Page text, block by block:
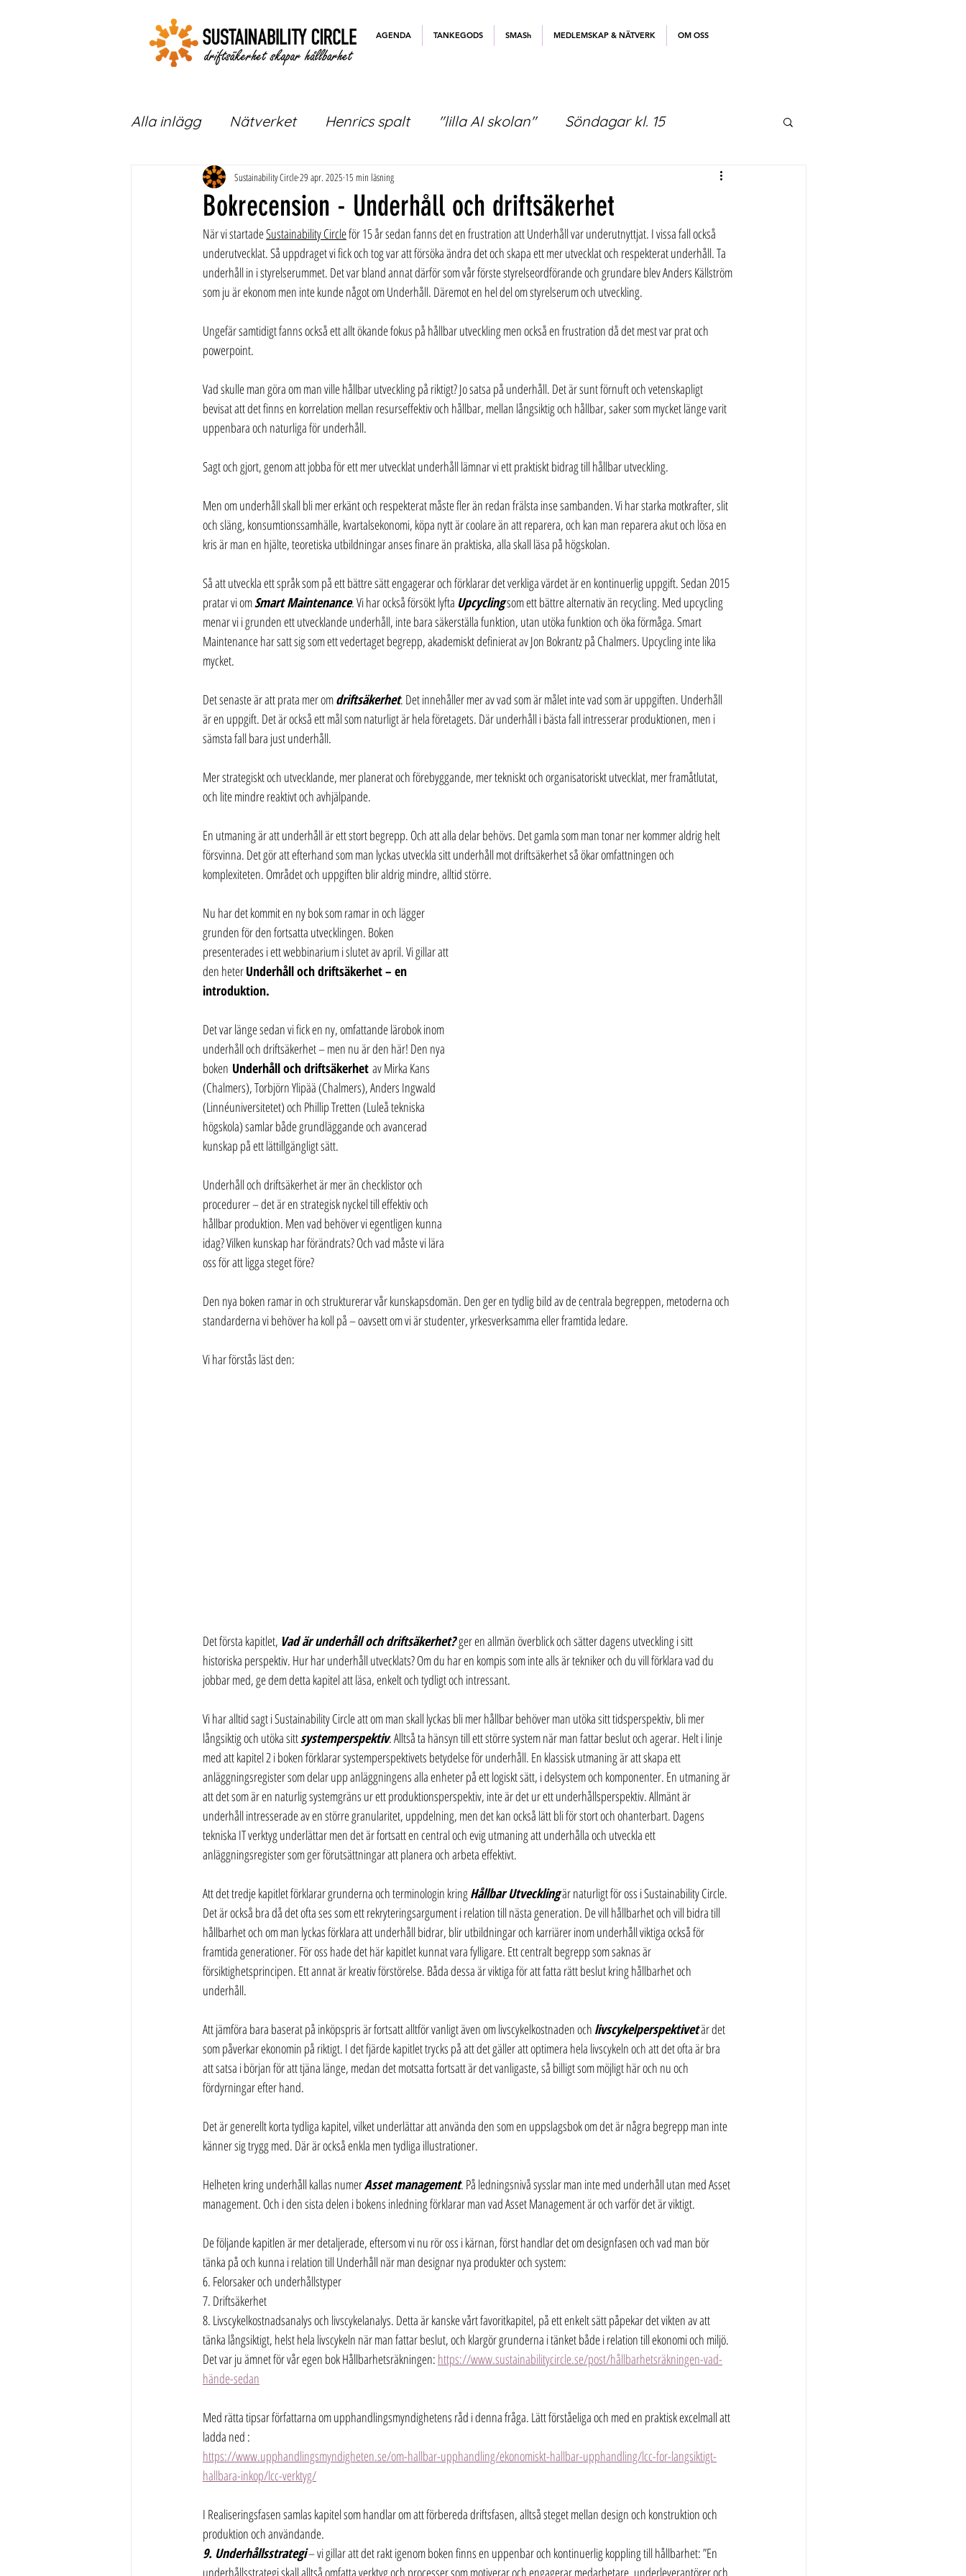
AGENDA TANKEGODS SMASh MEDLEMSKAP & NÄTVERK OM OSS
Alla inlägg Nätverket Henrics spalt "lilla AI skolan" Söndagar kl. 15
Bokrecension - Underhåll och driftsäkerhet
Sustainability Circle29 apr. 2025 15 min läsning
När vi startade Sustainability Circle för 15 år sedan fanns det en frustration att Underhåll var underutnyttjat. I vissa fall också
underutvecklat. Så uppdraget vi fick och tog var att försöka ändra det och skapa ett mer utvecklat och respekterat underhåll. Ta
underhåll in i styrelserummet. Det var bland annat därför som vår förste styrelseordförande och grundare blev Anders Källström
som ju är ekonom men inte kunde något om Underhåll. Däremot en hel del om styrelserum och utveckling.
Ungefär samtidigt fanns också ett allt ökande fokus på hållbar utveckling men också en frustration då det mest var prat och
powerpoint.
Vad skulle man göra om man ville hållbar utveckling på riktigt? Jo satsa på underhåll. Det är sunt förnuft och vetenskapligt
bevisat att det finns en korrelation mellan resurseffektiv och hållbar, mellan långsiktig och hållbar, saker som mycket länge varit
uppenbara och naturliga för underhåll.
Sagt och gjort, genom att jobba för ett mer utvecklat underhåll lämnar vi ett praktiskt bidrag till hållbar utveckling.
Men om underhåll skall bli mer erkänt och respekterat måste fler än redan frälsta inse sambanden. Vi har starka motkrafter, slit
och släng, konsumtionssamhälle, kvartalsekonomi, köpa nytt är coolare än att reparera, och kan man reparera akut och lösa en
kris är man en hjälte, teoretiska utbildningar anses finare än praktiska, alla skall läsa på högskolan.
Så att utveckla ett språk som på ett bättre sätt engagerar och förklarar det verkliga värdet är en kontinuerlig uppgift. Sedan 2015
pratar vi om Smart Maintenance. Vi har också försökt lyfta Upcycling som ett bättre alternativ än recycling. Med upcycling
menar vi i grunden ett utvecklande underhåll, inte bara säkerställa funktion, utan utöka funktion och öka förmåga. Smart
Maintenance har satt sig som ett vedertaget begrepp, akademiskt definierat av Jon Bokrantz på Chalmers. Upcycling inte lika
mycket.
Det senaste är att prata mer om driftsäkerhet. Det innehåller mer av vad som är målet inte vad som är uppgiften. Underhåll
är en uppgift. Det är också ett mål som naturligt är hela företagets. Där underhåll i bästa fall intresserar produktionen, men i
sämsta fall bara just underhåll.
Mer strategiskt och utvecklande, mer planerat och förebyggande, mer tekniskt och organisatoriskt utvecklat, mer framåtlutat,
och lite mindre reaktivt och avhjälpande.
En utmaning är att underhåll är ett stort begrepp. Och att alla delar behövs. Det gamla som man tonar ner kommer aldrig helt
försvinna. Det gör att efterhand som man lyckas utveckla sitt underhåll mot driftsäkerhet så ökar omfattningen och
komplexiteten. Området och uppgiften blir aldrig mindre, alltid större.
Nu har det kommit en ny bok som ramar in och lägger
grunden för den fortsatta utvecklingen. Boken
presenterades i ett webbinarium i slutet av april. Vi gillar att
den heter Underhåll och driftsäkerhet – en
introduktion.
Det var länge sedan vi fick en ny, omfattande lärobok inom
underhåll och driftsäkerhet – men nu är den här! Den nya
boken Underhåll och driftsäkerhet av Mirka Kans
(Chalmers), Torbjörn Ylipää (Chalmers), Anders Ingwald
(Linnéuniversitetet) och Phillip Tretten (Luleå tekniska
högskola) samlar både grundläggande och avancerad
kunskap på ett lättillgängligt sätt.
Underhåll och driftsäkerhet är mer än checklistor och
procedurer – det är en strategisk nyckel till effektiv och
hållbar produktion. Men vad behöver vi egentligen kunna
idag? Vilken kunskap har förändrats? Och vad måste vi lära
oss för att ligga steget före?
Den nya boken ramar in och strukturerar vår kunskapsdomän. Den ger en tydlig bild av de centrala begreppen, metoderna och
standarderna vi behöver ha koll på – oavsett om vi är studenter, yrkesverksamma eller framtida ledare.
Vi har förstås läst den:
Det första kapitlet, Vad är underhåll och driftsäkerhet? ger en allmän överblick och sätter dagens utveckling i sitt
historiska perspektiv. Hur har underhåll utvecklats? Om du har en kompis som inte alls är tekniker och du vill förklara vad du
jobbar med, ge dem detta kapitel att läsa, enkelt och tydligt och intressant.
Vi har alltid sagt i Sustainability Circle att om man skall lyckas bli mer hållbar behöver man utöka sitt tidsperspektiv, bli mer
långsiktig och utöka sitt systemperspektiv. Alltså ta hänsyn till ett större system när man fattar beslut och agerar. Helt i linje
med att kapitel 2 i boken förklarar systemperspektivets betydelse för underhåll. En klassisk utmaning är att skapa ett
anläggningsregister som delar upp anläggningens alla enheter på ett logiskt sätt, i delsystem och komponenter. En utmaning är
att det som är en naturlig systemgräns ur ett produktionsperspektiv, inte är det ur ett underhållsperspektiv. Allmänt är
underhåll intresserade av en större granularitet, uppdelning, men det kan också lätt bli för stort och ohanterbart. Dagens
tekniska IT verktyg underlättar men det är fortsatt en central och evig utmaning att underhålla och utveckla ett
anläggningsregister som ger förutsättningar att planera och arbeta effektivt.
Att det tredje kapitlet förklarar grunderna och terminologin kring Hållbar Utveckling är naturligt för oss i Sustainability Circle.
Det är också bra då det ofta ses som ett rekryteringsargument i relation till nästa generation. De vill hållbarhet och vill bidra till
hållbarhet och om man lyckas förklara att underhåll bidrar, blir utbildningar och karriärer inom underhåll viktiga också för
framtida generationer. För oss hade det här kapitlet kunnat vara fylligare. Ett centralt begrepp som saknas är
försiktighetsprincipen. Ett annat är kreativ förstörelse. Båda dessa är viktiga för att fatta rätt beslut kring hållbarhet och
underhåll.
Att jämföra bara baserat på inköpspris är fortsatt alltför vanligt även om livscykelkostnaden och livscykelperspektivet är det
som påverkar ekonomin på riktigt. I det fjärde kapitlet trycks på att det gäller att optimera hela livscykeln och att det ofta är bra
att satsa i början för att tjäna länge, medan det motsatta fortsatt är det vanligaste, så billigt som möjligt här och nu och
fördyrningar efter hand.
Det är generellt korta tydliga kapitel, vilket underlättar att använda den som en uppslagsbok om det är några begrepp man inte
känner sig trygg med. Där är också enkla men tydliga illustrationer.
Helheten kring underhåll kallas numer Asset management. På ledningsnivå sysslar man inte med underhåll utan med Asset
management. Och i den sista delen i bokens inledning förklarar man vad Asset Management är och varför det är viktigt.
De följande kapitlen är mer detaljerade, eftersom vi nu rör oss i kärnan, först handlar det om designfasen och vad man bör
tänka på och kunna i relation till Underhåll när man designar nya produkter och system:
6. Felorsaker och underhållstyper
7. Driftsäkerhet
8. Livscykelkostnadsanalys och livscykelanalys. Detta är kanske vårt favoritkapitel, på ett enkelt sätt påpekar det vikten av att
tänka långsiktigt, helst hela livscykeln när man fattar beslut, och klargör grunderna i tänket både i relation till ekonomi och miljö.
Det var ju ämnet för vår egen bok Hållbarhetsräkningen: https://www.sustainabilitycircle.se/post/hållbarhetsräkningen-vad-
hände-sedan
Med rätta tipsar författarna om upphandlingsmyndighetens råd i denna fråga. Lätt förståeliga och med en praktisk excelmall att
ladda ned :
https://www.upphandlingsmyndigheten.se/om-hallbar-upphandling/ekonomiskt-hallbar-upphandling/lcc-for-langsiktigt-
hallbara-inkop/lcc-verktyg/
I Realiseringsfasen samlas kapitel som handlar om att förbereda driftsfasen, alltså steget mellan design och konstruktion och
produktion och användande.
9. Underhållsstrategi – vi gillar att det rakt igenom boken finns en uppenbar och kontinuerlig koppling till hållbarhet: ”En
underhållsstrategi skall alltså omfatta verktyg och processer som motiverar och engagerar medarbetare, underleverantörer och